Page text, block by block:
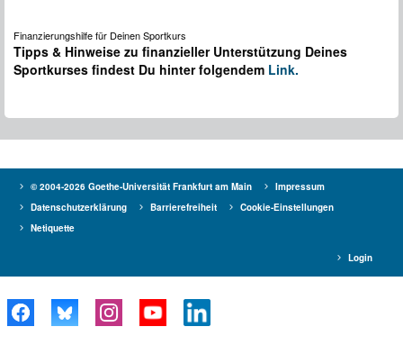
Finanzierungshilfe für Deinen Sportkurs
Tipps & Hinweise zu finanzieller Unterstützung Deines
Sportkurses findest Du hinter folgendem Link.
© 2004-2026 Goethe-Universität Frankfurt am Main
Impressum
Datenschutzerklärung
Barrierefreiheit
Cookie-Einstellungen
Netiquette
Login